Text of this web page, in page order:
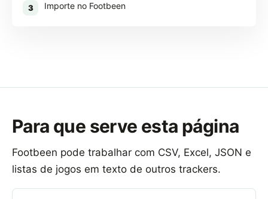
3 Importe no Footbeen
Para que serve esta página
Footbeen pode trabalhar com CSV, Excel, JSON e
listas de jogos em texto de outros trackers.